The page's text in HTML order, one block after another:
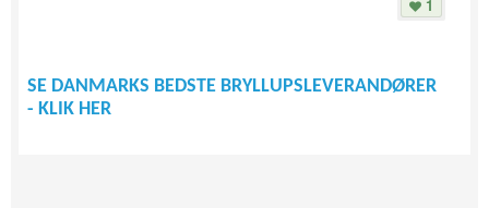
1
SE DANMARKS BEDSTE BRYLLUPSLEVERANDØRER
- KLIK HER